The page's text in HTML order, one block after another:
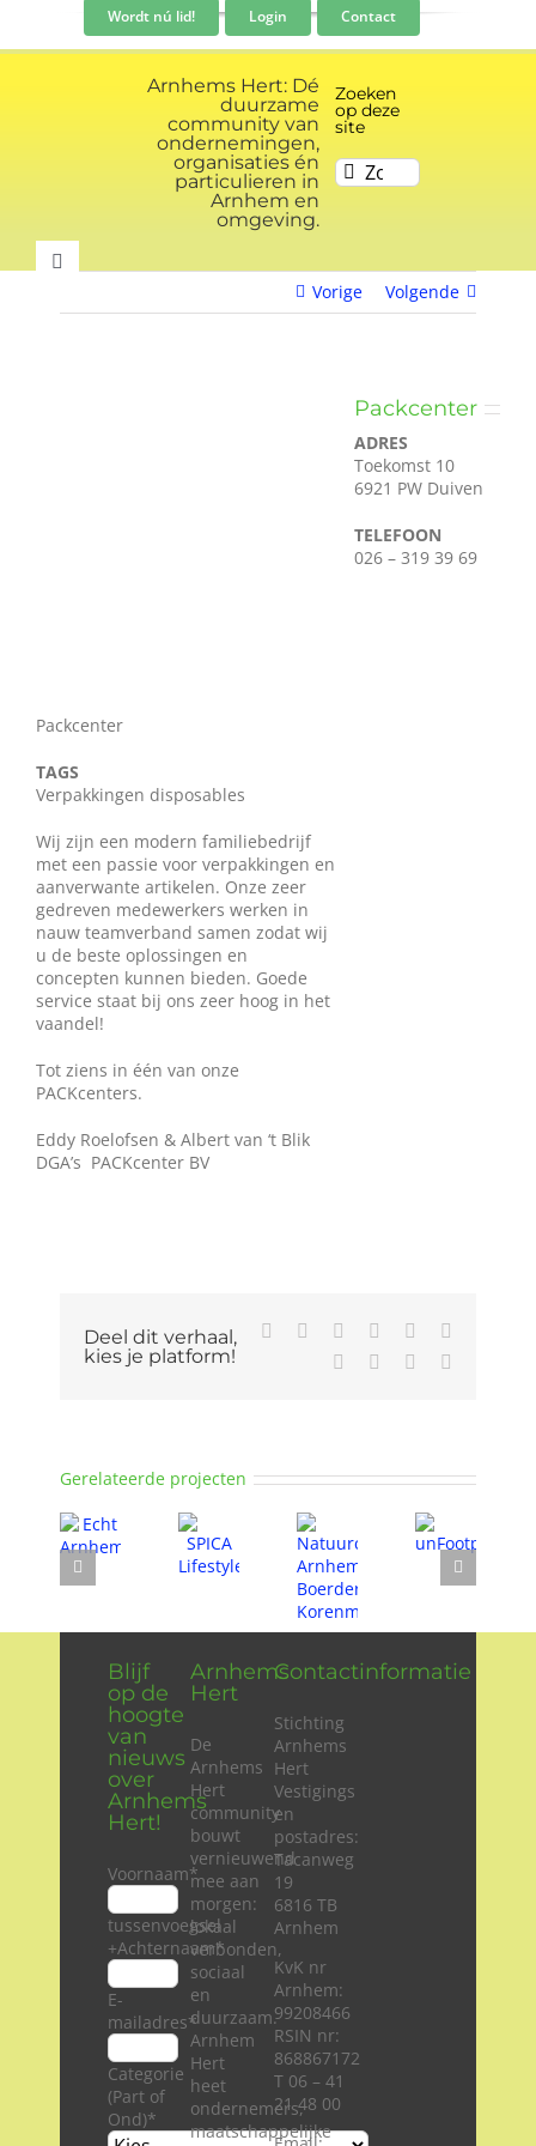
inhoud
Wordt nú lid! Login Contact
Arnhems Hert: Dé
duurzame
community van
ondernemingen,
organisaties én
particulieren in
Arnhem en
omgeving.
Zoeken
op deze
site
Zoeken
naar:
Toggle
Community
Vacatures
Vorige Volgende
Packcenter
TAGS
Verpakkingen disposables
Wij zijn een modern familiebedrijf
met een passie voor verpakkingen en
aanverwante artikelen. Onze zeer
gedreven medewerkers werken in
nauw teamverband samen zodat wij
u de beste oplossingen en
concepten kunnen bieden. Goede
service staat bij ons zeer hoog in het
vaandel!
Tot ziens in één van onze
PACKcenters.
Eddy Roelofsen & Albert van ‘t Blik
DGA’s PACKcenter BV
Packcenter
ADRES
Toekomst 10
6921 PW Duiven
TELEFOON
026 – 319 39 69
Deel dit verhaal,
kies je platform!
Facebook Reddit LinkedInWhatsApp
Pinterest
Xing
Gerelateerde projecten
Blijf
op de
hoogte
van
nieuws
over
Arnhems
Hert!
Voornaam*
tussenvoegsel
+Achternaam*
E-
mailadres*
Categorie
(Part of
Ond)*
Arnhems
Hert
De
Arnhems
Hert
community
bouwt
vernieuwend
mee aan
morgen:
lokaal
verbonden,
sociaal
en
duurzaam.
Arnhem
Hert
heet
ondernemers,
maatschappelijke
Contactinformatie
Stichting
Arnhems
Hert
Vestigings
en
postadres:
Tacanweg
19
6816 TB
Arnhem
KvK nr
Arnhem:
99208466
RSIN nr:
868867172
T 06 – 41
21 48 00